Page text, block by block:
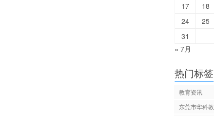
17
18
24
25
31
« 7月
热门标签
教育资讯
东莞市华科教